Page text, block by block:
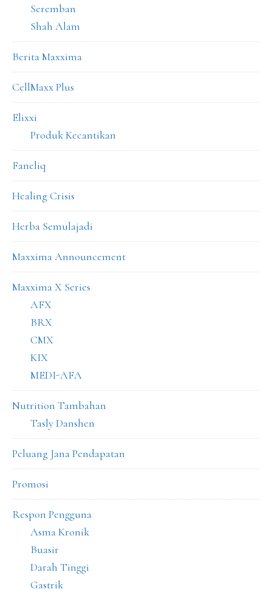
Seremban
Shah Alam
Berita Maxxima
CellMaxx Plus
Elixxi
Produk Kecantikan
Faneliq
Healing Crisis
Herba Semulajadi
Maxxima Announcement
Maxxima X Series
AFX
BRX
CMX
KIX
MEDI-AFA
Nutrition Tambahan
Tasly Danshen
Peluang Jana Pendapatan
Promosi
Respon Pengguna
Asma Kronik
Buasir
Darah Tinggi
Gastrik